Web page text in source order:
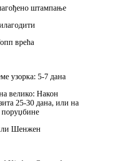
штампање
врећа
узорка: 5-7 дана
велико: Након
25-30 дана, или на
поруџбине
Шенжен